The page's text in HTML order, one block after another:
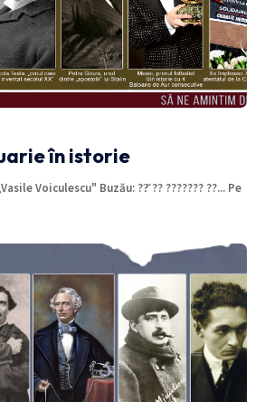
în istorie
Voiculescu" Buzău: ??̆ ?? ??????? ??... Pe